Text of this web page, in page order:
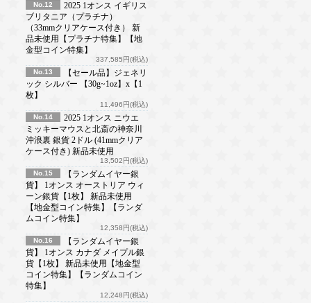
No.12
2025 1オンス イギリス
ブリタニア（プラチナ）
（33mmクリアケース付き） 新
品未使用【プラチナ特集】【地
金型コイン特集】
337,585円(税込)
No.13
【セール品】ジェネリ
ック シルバー 【30g~1oz】x【1
枚】
11,496円(税込)
No.14
2025 1オンス ニウエ
ミッキーマウスと北斎の神奈川
沖浪裏 銀貨 2ドル (41mmクリア
ケース付き) 新品未使用
13,502円(税込)
No.15
【ランダムイヤー銀
貨】 1オンス オーストリア ウィ
ーン銀貨【1枚】 新品未使用
【地金型コイン特集】【ランダ
ムコイン特集】
12,358円(税込)
No.16
【ランダムイヤー銀
貨】 1オンス カナダ メイプル銀
貨【1枚】 新品未使用【地金型
コイン特集】【ランダムコイン
特集】
12,248円(税込)